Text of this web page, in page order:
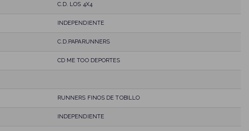
C.D. LOS 4X4
INDEPENDIENTE
C.D.PAPARUNNERS
CD ME TOO DEPORTES
RUNNERS FINOS DE TOBILLO
INDEPENDIENTE